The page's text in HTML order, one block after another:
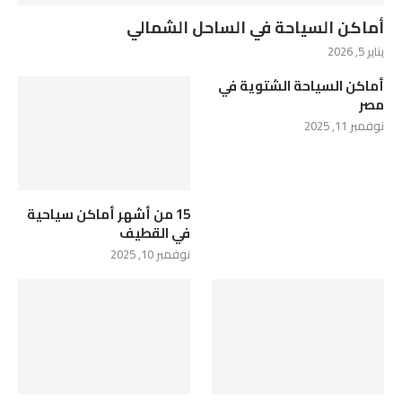
أماكن السياحة في الساحل الشمالي
يناير 5, 2026
أماكن السياحة الشتوية في
مصر
نوفمبر 11, 2025
15 من أشهر أماكن سياحية
في القطيف
نوفمبر 10, 2025